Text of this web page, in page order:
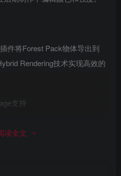
件将Forest Pack物体导出到
Rendering技术实现高效的
支持
到实时世界，并将散布的内容
读全文